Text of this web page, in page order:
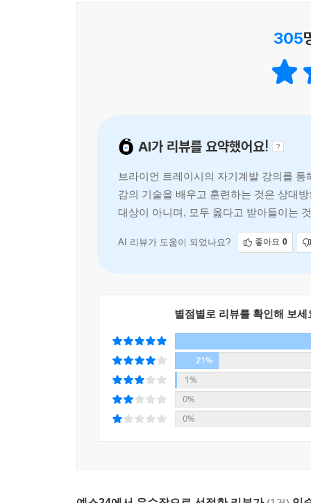
이다. 존재의 감정이나 느낌에 정확하게 눈을 포
국가의 국경처럼 사람과 사람 사이에도 경계가
전혀 인식하지 못하고 상대방을 사랑해서 그랬
런 일을 했다는 사실조차 모른다. 공감을 주고
‘너’인지 경계를 인식할 수 있어야 한다. 너를 공
감을 할 수 있다.
---「4-1 우리는 모두 개별적 존재」중에서
옆집 사는 이웃에게는 친절하고 배려심 있게 대
런 마음을 가진 것이 아니라 내 가족이나 연인도
이 수용하고 공감하는 일은 어려울 수밖에 없는
---「5-3 충족되지 않은 사랑에 대한 욕구」중에서
누군가를 공감하기위해 누가 재가 돼버리는 것은
생을 바탕으로 이뤄지는 것이 아니다. 공감은 너
지는 황금분할 지점을 찾는 과정이다. 누구도 희
이 책은 사람의 마음에 대한 통찰과 치유 내공을
현장 경험과 육성을 통한 사례로 뒷받침한다. 또
순간으로 만든다. 가정에서 직장에서 사회에서
빠르고 정확하게 마음을 움직이는 공감의 과녁
공감의 과녁 1_ 세상사에서 그 자신으로 초점을 맞
공감의 과녁 2_ 칭찬이나 좋은 말 대잔치와는 다르
공감의 과녁 4_ 억누른 상처를 치유하는 메스이자
소박한 집밥 같은 치유, 적정심리학
실제로 우리는 일상에서 스스로 집밥을 만들어
안 먹어도 아무 문제가 없지만 집밥을 오래 먹
갈등과 그로 인한 불편함이다. 이것을 해결하기
잦은 문제라서 그때마다 전문가를 찾아야 한다
배고픔이 해결되지 않으면 짜증이 많아지거나
305
AI가 리뷰를 요약했어요!
브라이언 트레이시의 자기계발 강의를
감의 기술을 배우고 훈련하는 것은 상대
대상이 아니며, 모두 옳다고 받아들이는
AI 리뷰가 도움이 되었나요? 좋아요 0
별점별로 리뷰를 확인해 보세
21%
1%
0%
0%